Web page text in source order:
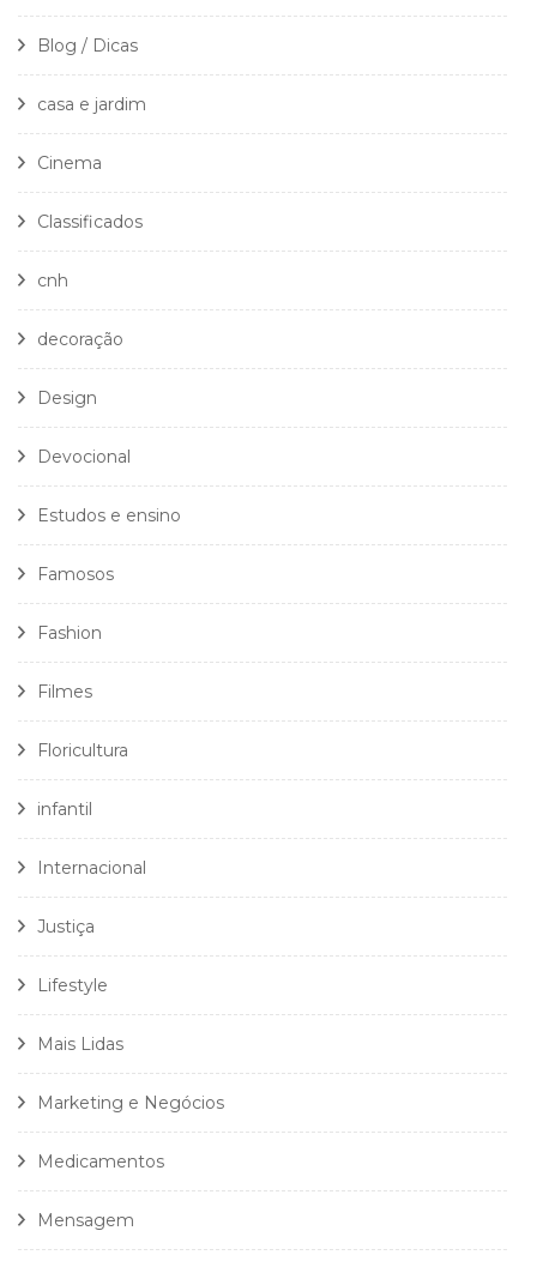
Blog / Dicas
casa e jardim
Cinema
Classificados
cnh
decoração
Design
Devocional
Estudos e ensino
Famosos
Fashion
Filmes
Floricultura
infantil
Internacional
Justiça
Lifestyle
Mais Lidas
Marketing e Negócios
Medicamentos
Mensagem